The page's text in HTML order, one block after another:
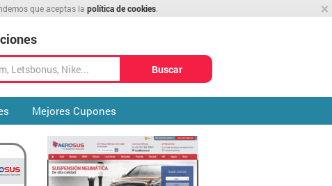
×
que aceptas la política de cookies
Buscar
Mejores Cupones